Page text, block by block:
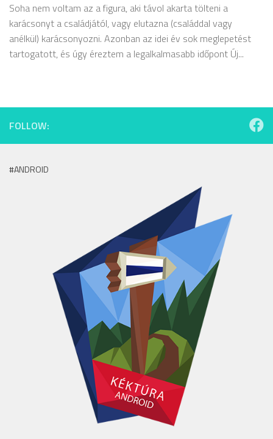
Soha nem voltam az a figura, aki távol akarta tölteni a
karácsonyt a családjától, vagy elutazna (családdal vagy
anélkül) karácsonyozni. Azonban az idei év sok meglepetést
tartogatott, és úgy éreztem a legalkalmasabb időpont Új...
FOLLOW:
#ANDROID